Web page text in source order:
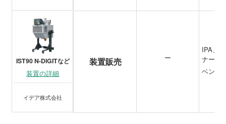
IST90 N-DIGITなど
装置の詳細
イデア株式会社
装置販売 ー
IPA、
ナー類
ベンゼ